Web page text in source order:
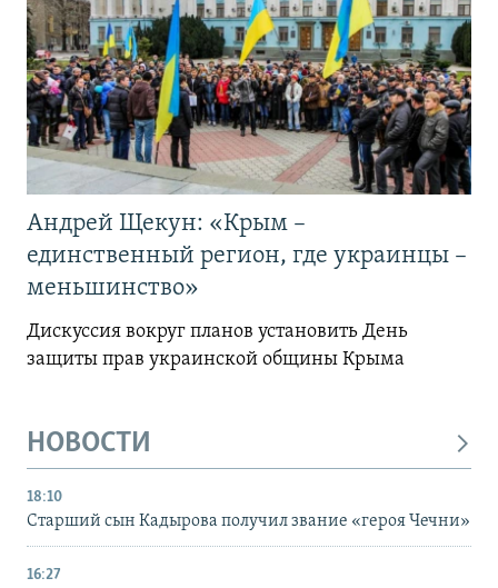
Андрей Щекун: «Крым –
единственный регион, где украинцы –
меньшинство»
Дискуссия вокруг планов установить День
защиты прав украинской общины Крыма
НОВОСТИ
18:10
Старший сын Кадырова получил звание «героя Чечни»
16:27